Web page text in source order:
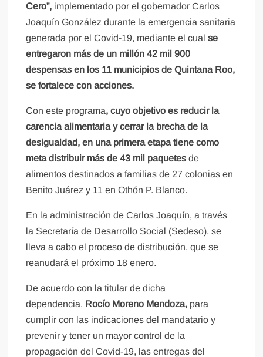
Cero”, implementado por el gobernador Carlos
Joaquín González durante la emergencia sanitaria
generada por el Covid-19, mediante el cualse
entregaron más de un millón 42 mil 900
despensas en los 11 municipios de Quintana Roo,
se fortalece con acciones.
Con este programa, cuyo objetivo es reducir la
carencia alimentaria y cerrar la brecha de la
desigualdad, en una primera etapa tiene como
meta distribuir más de 43 mil paquetes de
alimentos destinados a familias de 27 colonias en
Benito Juárez y 11 en Othón P. Blanco.
En la administración de Carlos Joaquín, a través
la Secretaría de Desarrollo Social (Sedeso), se
lleva a cabo el proceso de distribución, que se
reanudará el próximo 18 enero.
De acuerdo con la titular de dicha
dependencia, Rocío Moreno Mendoza, para
cumplir con las indicaciones del mandatario y
prevenir y tener un mayor control de la
propagación del Covid-19, las entregas del